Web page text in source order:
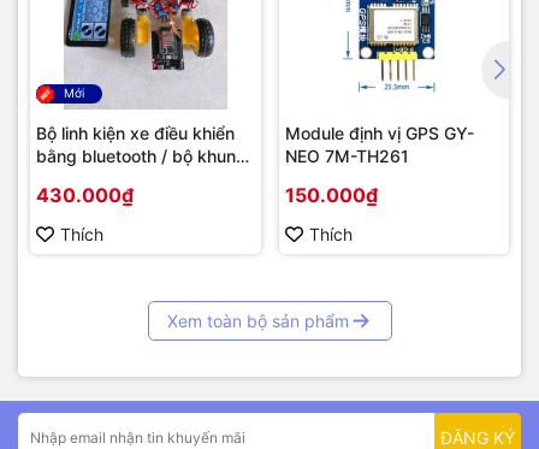
Mới
Bộ linh kiện xe điều khiển
bằng bluetooth / bộ khung
430.000₫
Thích
Module định vị GPS GY-
NEO 7M-TH261
150.000₫
Thích
Xem toàn bộ sản phẩm
ĐĂNG KÝ